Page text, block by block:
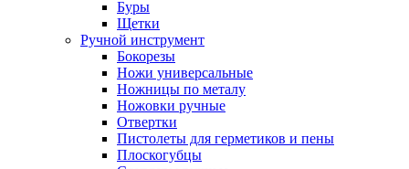
Буры
Щетки
Ручной инструмент
Бокорезы
Ножи универсальные
Ножницы по металу
Ножовки ручные
Отвертки
Пистолеты для герметиков и пены
Плоскогубцы